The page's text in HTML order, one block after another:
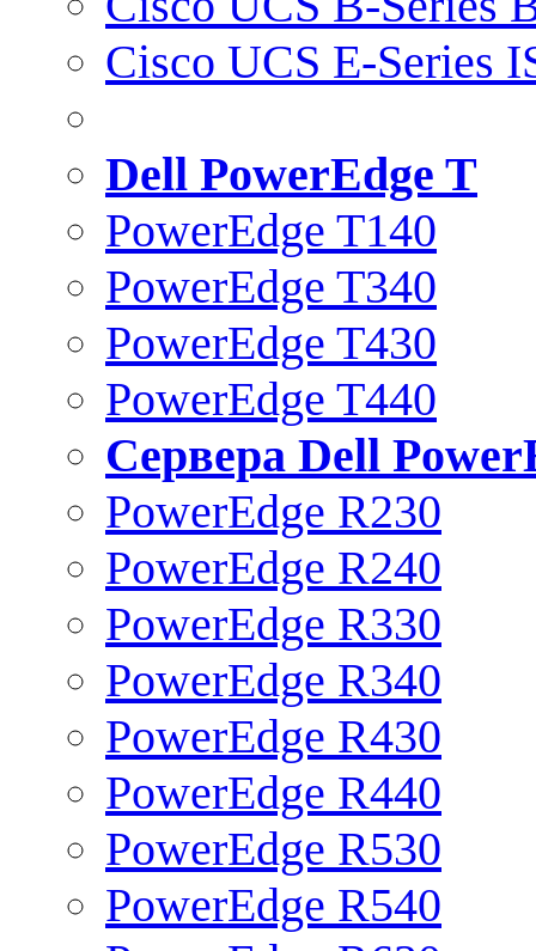
Cisco UCS E-Series
Dell PowerEdge T
PowerEdge T140
PowerEdge T340
PowerEdge T430
PowerEdge T440
Сервера Dell
PowerEdge R230
PowerEdge R240
PowerEdge R330
PowerEdge R340
PowerEdge R430
PowerEdge R440
PowerEdge R530
PowerEdge R540